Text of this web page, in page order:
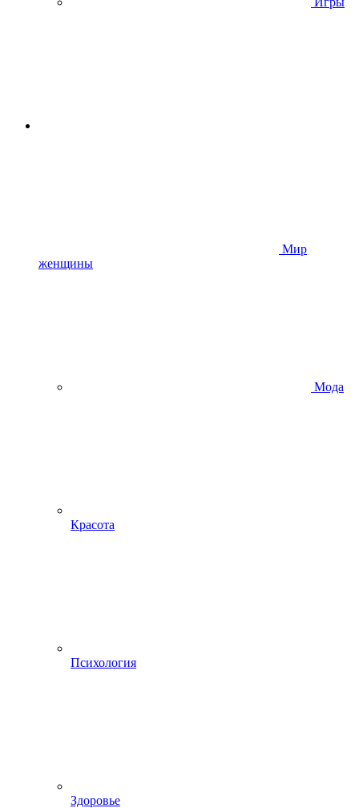
Мир
женщины
Мода
Красота
Психология
Здоровье